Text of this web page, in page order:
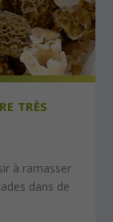
TRÈS
à ramasser
dans de